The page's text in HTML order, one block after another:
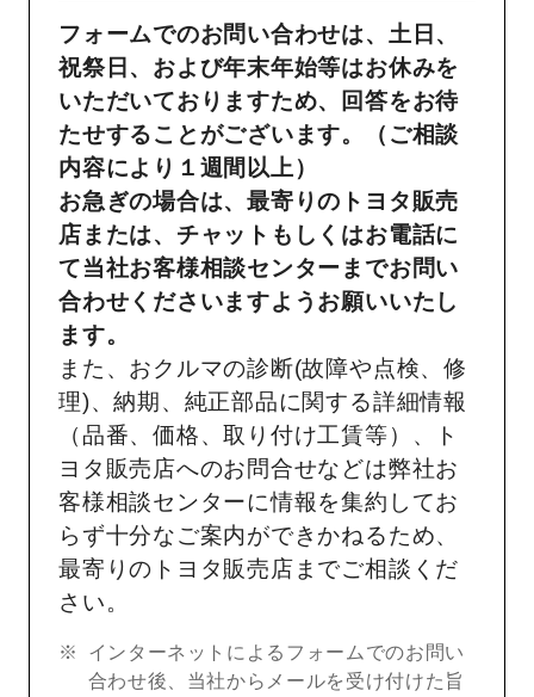
フォームでのお問い合わせは、土日、
祝祭日、および年末年始等はお休みを
いただいておりますため、回答をお待
たせすることがございます。（ご相談
内容により１週間以上）
お急ぎの場合は、最寄りのトヨタ販売
店または、チャットもしくはお電話に
て当社お客様相談センターまでお問い
合わせくださいますようお願いいたし
ます。
また、おクルマの診断(故障や点検、修
理)、納期、純正部品に関する詳細情報
（品番、価格、取り付け工賃等）、ト
ヨタ販売店へのお問合せなどは弊社お
客様相談センターに情報を集約してお
らず十分なご案内ができかねるため、
最寄りのトヨタ販売店までご相談くだ
さい。
インターネットによるフォームでのお問い
合わせ後、当社からメールを受け付けた旨